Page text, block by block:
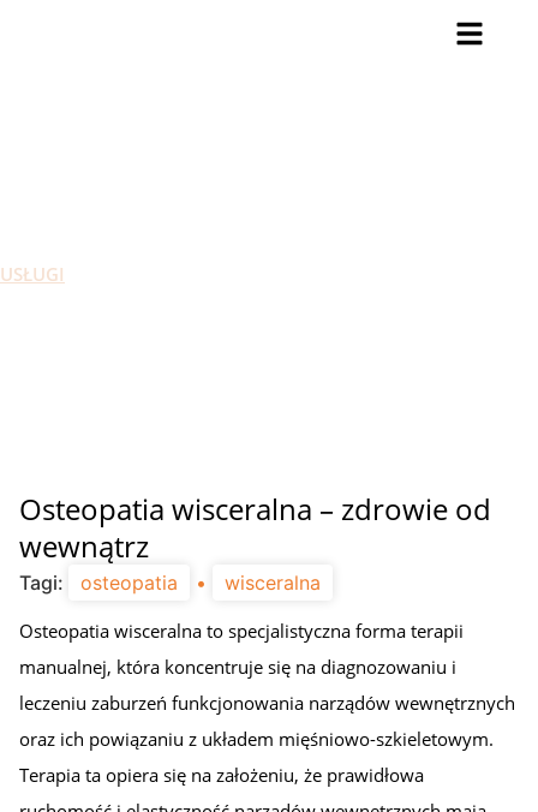
USŁUGI
Osteopatia wisceralna – zdrowie od
wewnątrz
Tagi: osteopatia •
wisceralna
Osteopatia wisceralna to specjalistyczna forma terapii
manualnej, która koncentruje się na diagnozowaniu i
leczeniu zaburzeń funkcjonowania narządów wewnętrznych
oraz ich powiązaniu z układem mięśniowo-szkieletowym.
Terapia ta opiera się na założeniu, że prawidłowa